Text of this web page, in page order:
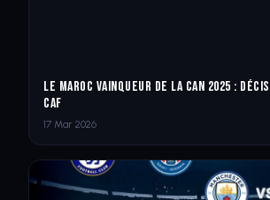
Le Maroc vainqueur de la CAN 2025 :
CAF
17 Mar 2026